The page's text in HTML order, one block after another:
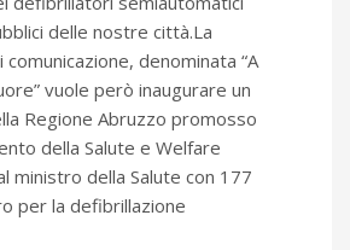
delle nostre città.La
comunicazione, denominata “A
vuole però inaugurare un
Regione Abruzzo promosso
della Salute e Welfare
ministro della Salute con 177
per la defibrillazione